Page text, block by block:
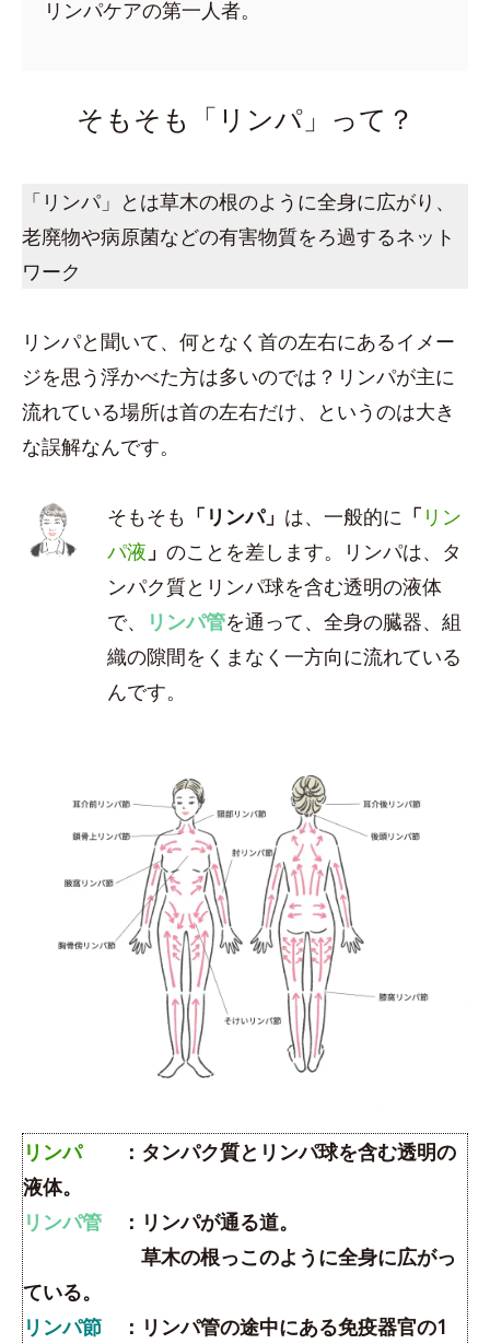
リンパケアの第一人者。
そもそも「リンパ」って？
「リンパ」とは草木の根のように全身に広がり、
老廃物や病原菌などの有害物質をろ過するネット
ワーク
リンパと聞いて、何となく首の左右にあるイメー
ジを思う浮かべた方は多いのでは？リンパが主に
流れている場所は首の左右だけ、というのは大き
な誤解なんです。
そもそも 「リンパ」 は、一般的に 「 リン
パ液 」のことを差します。リンパは、タ
ンパク質とリンパ球を含む透明の液体
で、
リンパ管を通って、全身の臓器、組
織の隙間をくまなく一方向に流れている
んです。
リンパ：タンパク質とリンパ球を含む透明の
液体。
リンパ管 ：リンパが通る道。
草木の根っこのように全身に広がっ
ている。
リンパ節 ：リンパ管の途中にある免疫器官の1